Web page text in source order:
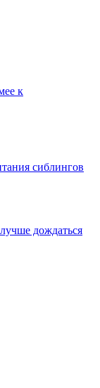
к
сиблингов
дождаться